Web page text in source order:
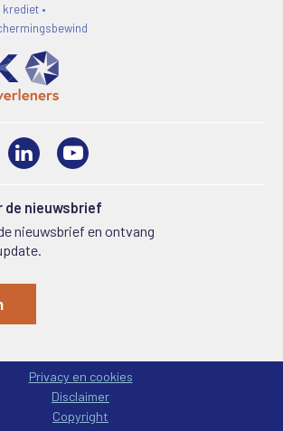
•
LinkedIn
de nieuwsbrief
nieuwsbrief en ontvang
Privacy en cookies
Disclaimer
Copyright